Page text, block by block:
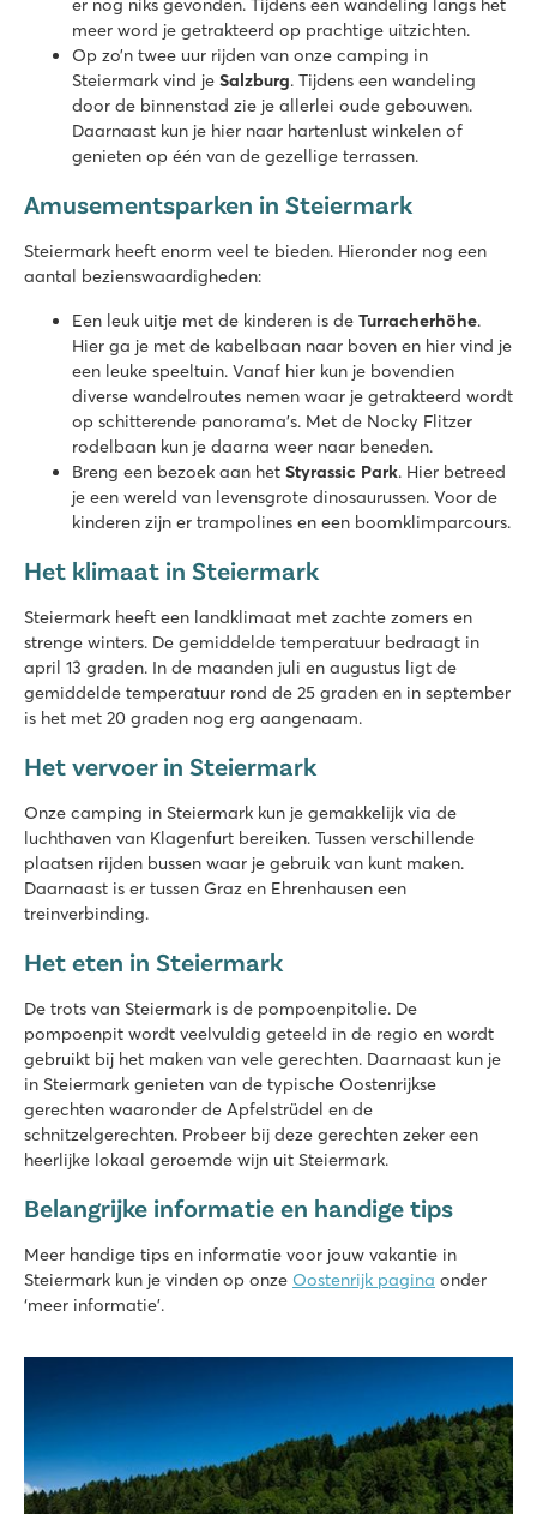
meer word je getrakteerd op prachtige uitzichten.
Op zo’n twee uur rijden van onze camping in
Steiermark vind je Salzburg. Tijdens een wandeling
door de binnenstad zie je allerlei oude gebouwen.
Daarnaast kun je hier naar hartenlust winkelen of
genieten op één van de gezellige terrassen.
Amusementsparken in Steiermark
Steiermark heeft enorm veel te bieden. Hieronder nog een
aantal bezienswaardigheden:
Een leuk uitje met de kinderen is de Turracherhöhe.
Hier ga je met de kabelbaan naar boven en hier vind je
een leuke speeltuin. Vanaf hier kun je bovendien
diverse wandelroutes nemen waar je getrakteerd wordt
op schitterende panorama’s. Met de Nocky Flitzer
rodelbaan kun je daarna weer naar beneden.
Breng een bezoek aan het Styrassic Park. Hier betreed
je een wereld van levensgrote dinosaurussen. Voor de
kinderen zijn er trampolines en een boomklimparcours.
Het klimaat in Steiermark
Steiermark heeft een landklimaat met zachte zomers en
strenge winters. De gemiddelde temperatuur bedraagt in
april 13 graden. In de maanden juli en augustus ligt de
gemiddelde temperatuur rond de 25 graden en in september
is het met 20 graden nog erg aangenaam.
Het vervoer in Steiermark
Onze camping in Steiermark kun je gemakkelijk via de
luchthaven van Klagenfurt bereiken. Tussen verschillende
plaatsen rijden bussen waar je gebruik van kunt maken.
Daarnaast is er tussen Graz en Ehrenhausen een
treinverbinding.
Het eten in Steiermark
De trots van Steiermark is de pompoenpitolie. De
pompoenpit wordt veelvuldig geteeld in de regio en wordt
gebruikt bij het maken van vele gerechten. Daarnaast kun je
in Steiermark genieten van de typische Oostenrijkse
gerechten waaronder de Apfelstrüdel en de
schnitzelgerechten. Probeer bij deze gerechten zeker een
heerlijke lokaal geroemde wijn uit Steiermark.
Belangrijke informatie en handige tips
Meer handige tips en informatie voor jouw vakantie in
Steiermark kun je vinden op onze Oostenrijk pagina onder
‘meer informatie’.